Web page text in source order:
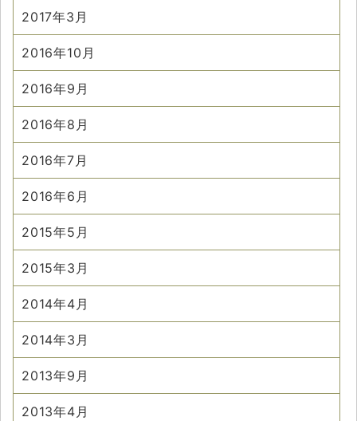
2017年3月
2016年10月
2016年9月
2016年8月
2016年7月
2016年6月
2015年5月
2015年3月
2014年4月
2014年3月
2013年9月
2013年4月